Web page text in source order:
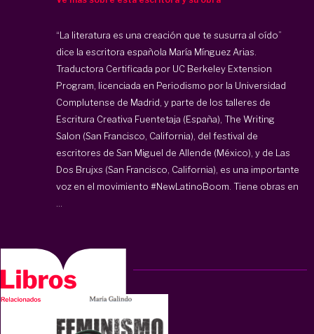
“La literatura es una creación que te susurra al oído”
dice la escritora española María Mínguez Arias
Traductora Certificada por UC Berkeley Extension
Program, licenciada en Periodismo por la Universidad
Complutense de Madrid, y parte de los talleres de
Escritura Creativa Fuentetaja (España), The Writing
Salon (San Francisco, California), del festival de
escritores de San Miguel de Allende (México), y de Las
Dos Brujxs (San Francisco, California), es una importante
voz en el movimiento #NewLatinoBoom. Tiene obras en